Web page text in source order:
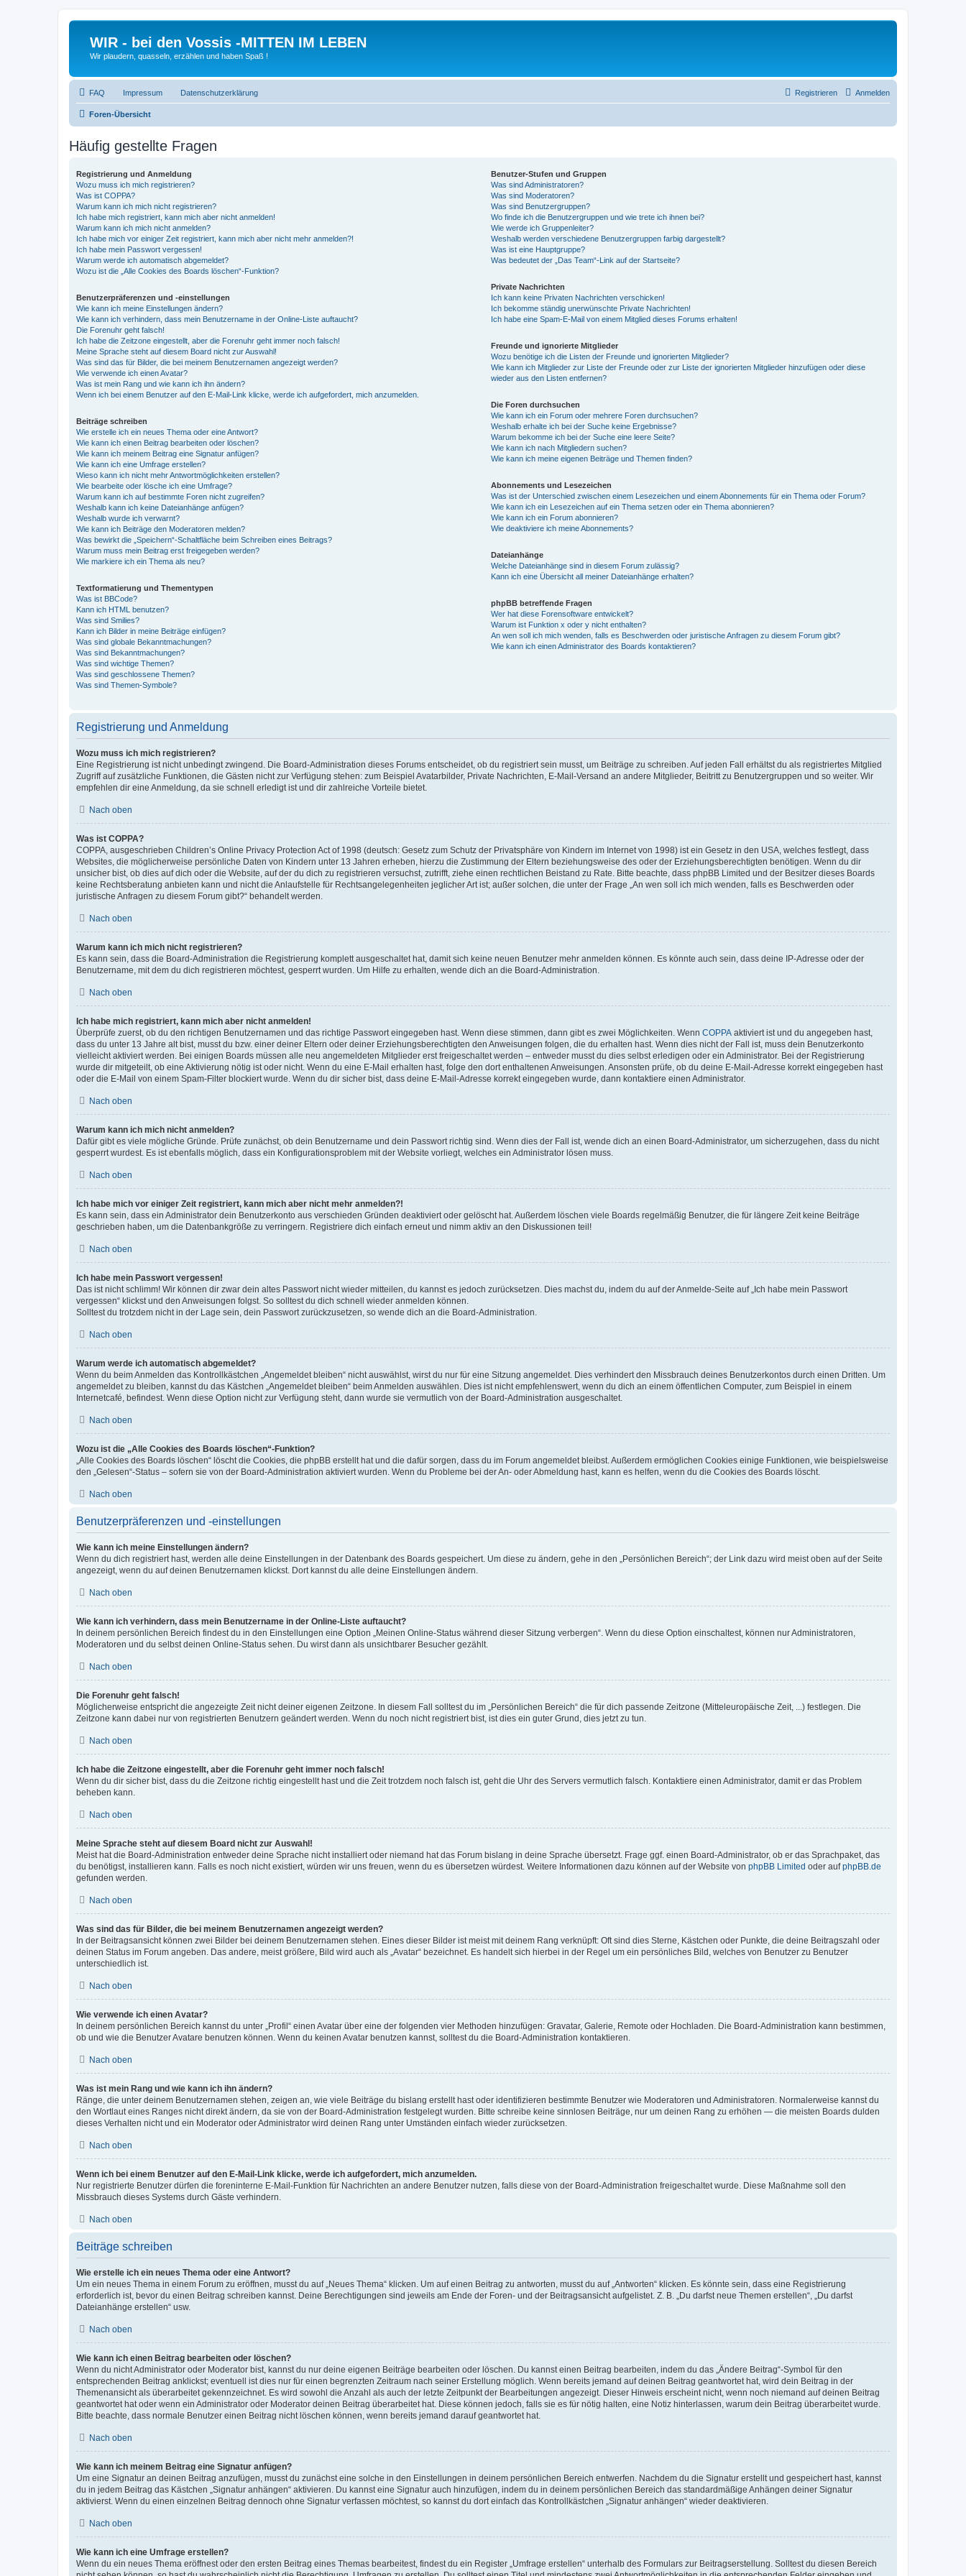
WIR - bei den Vossis -MITTEN IM LEBEN
Wir plaudern, quasseln, erzählen und haben Spaß !
FAQ Impressum Datenschutzerklärung Anmelden
Registrieren
Foren-Übersicht
Häufig gestellte Fragen
Registrierung und Anmeldung
Wozu muss ich mich registrieren?
Was ist COPPA?
Warum kann ich mich nicht registrieren?
Ich habe mich registriert, kann mich aber nicht anmelden!
Warum kann ich mich nicht anmelden?
Ich habe mich vor einiger Zeit registriert, kann mich aber nicht mehr anmelden?!
Ich habe mein Passwort vergessen!
Warum werde ich automatisch abgemeldet?
Wozu ist die „Alle Cookies des Boards löschen“-Funktion?
Benutzerpräferenzen und -einstellungen
Wie kann ich meine Einstellungen ändern?
Wie kann ich verhindern, dass mein Benutzername in der Online-Liste auftaucht?
Die Forenuhr geht falsch!
Ich habe die Zeitzone eingestellt, aber die Forenuhr geht immer noch falsch!
Meine Sprache steht auf diesem Board nicht zur Auswahl!
Was sind das für Bilder, die bei meinem Benutzernamen angezeigt werden?
Wie verwende ich einen Avatar?
Was ist mein Rang und wie kann ich ihn ändern?
Wenn ich bei einem Benutzer auf den E-Mail-Link klicke, werde ich aufgefordert, mich anzumelden.
Beiträge schreiben
Wie erstelle ich ein neues Thema oder eine Antwort?
Wie kann ich einen Beitrag bearbeiten oder löschen?
Wie kann ich meinem Beitrag eine Signatur anfügen?
Wie kann ich eine Umfrage erstellen?
Wieso kann ich nicht mehr Antwortmöglichkeiten erstellen?
Wie bearbeite oder lösche ich eine Umfrage?
Warum kann ich auf bestimmte Foren nicht zugreifen?
Weshalb kann ich keine Dateianhänge anfügen?
Weshalb wurde ich verwarnt?
Wie kann ich Beiträge den Moderatoren melden?
Was bewirkt die „Speichern“-Schaltfläche beim Schreiben eines Beitrags?
Warum muss mein Beitrag erst freigegeben werden?
Wie markiere ich ein Thema als neu?
Textformatierung und Thementypen
Was ist BBCode?
Kann ich HTML benutzen?
Was sind Smilies?
Kann ich Bilder in meine Beiträge einfügen?
Was sind globale Bekanntmachungen?
Was sind Bekanntmachungen?
Was sind wichtige Themen?
Was sind geschlossene Themen?
Was sind Themen-Symbole?
Benutzer-Stufen und Gruppen
Was sind Administratoren?
Was sind Moderatoren?
Was sind Benutzergruppen?
Wo finde ich die Benutzergruppen und wie trete ich ihnen bei?
Wie werde ich Gruppenleiter?
Weshalb werden verschiedene Benutzergruppen farbig dargestellt?
Was ist eine Hauptgruppe?
Was bedeutet der „Das Team“-Link auf der Startseite?
Private Nachrichten
Ich kann keine Privaten Nachrichten verschicken!
Ich bekomme ständig unerwünschte Private Nachrichten!
Ich habe eine Spam-E-Mail von einem Mitglied dieses Forums erhalten!
Freunde und ignorierte Mitglieder
Wozu benötige ich die Listen der Freunde und ignorierten Mitglieder?
Wie kann ich Mitglieder zur Liste der Freunde oder zur Liste der ignorierten Mitglieder hinzufügen oder diese
wieder aus den Listen entfernen?
Die Foren durchsuchen
Wie kann ich ein Forum oder mehrere Foren durchsuchen?
Weshalb erhalte ich bei der Suche keine Ergebnisse?
Warum bekomme ich bei der Suche eine leere Seite?
Wie kann ich nach Mitgliedern suchen?
Wie kann ich meine eigenen Beiträge und Themen finden?
Abonnements und Lesezeichen
Was ist der Unterschied zwischen einem Lesezeichen und einem Abonnements für ein Thema oder Forum?
Wie kann ich ein Lesezeichen auf ein Thema setzen oder ein Thema abonnieren?
Wie kann ich ein Forum abonnieren?
Wie deaktiviere ich meine Abonnements?
Dateianhänge
Welche Dateianhänge sind in diesem Forum zulässig?
Kann ich eine Übersicht all meiner Dateianhänge erhalten?
phpBB betreffende Fragen
Wer hat diese Forensoftware entwickelt?
Warum ist Funktion x oder y nicht enthalten?
An wen soll ich mich wenden, falls es Beschwerden oder juristische Anfragen zu diesem Forum gibt?
Wie kann ich einen Administrator des Boards kontaktieren?
Registrierung und Anmeldung
Wozu muss ich mich registrieren?
Eine Registrierung ist nicht unbedingt zwingend. Die Board-Administration dieses Forums entscheidet, ob du registriert sein musst, um Beiträge zu schreiben. Auf jeden Fall erhältst du als registriertes Mitglied
Zugriff auf zusätzliche Funktionen, die Gästen nicht zur Verfügung stehen: zum Beispiel Avatarbilder, Private Nachrichten, E-Mail-Versand an andere Mitglieder, Beitritt zu Benutzergruppen und so weiter. Wir
empfehlen dir eine Anmeldung, da sie schnell erledigt ist und dir zahlreiche Vorteile bietet.
Nach oben
Was ist COPPA?
COPPA, ausgeschrieben Children’s Online Privacy Protection Act of 1998 (deutsch: Gesetz zum Schutz der Privatsphäre von Kindern im Internet von 1998) ist ein Gesetz in den USA, welches festlegt, dass
Websites, die möglicherweise persönliche Daten von Kindern unter 13 Jahren erheben, hierzu die Zustimmung der Eltern beziehungsweise des oder der Erziehungsberechtigten benötigen. Wenn du dir
unsicher bist, ob dies auf dich oder die Website, auf der du dich zu registrieren versuchst, zutrifft, ziehe einen rechtlichen Beistand zu Rate. Bitte beachte, dass phpBB Limited und der Besitzer dieses Boards
keine Rechtsberatung anbieten kann und nicht die Anlaufstelle für Rechtsangelegenheiten jeglicher Art ist; außer solchen, die unter der Frage „An wen soll ich mich wenden, falls es Beschwerden oder
juristische Anfragen zu diesem Forum gibt?“ behandelt werden.
Nach oben
Warum kann ich mich nicht registrieren?
Es kann sein, dass die Board-Administration die Registrierung komplett ausgeschaltet hat, damit sich keine neuen Benutzer mehr anmelden können. Es könnte auch sein, dass deine IP-Adresse oder der
Benutzername, mit dem du dich registrieren möchtest, gesperrt wurden. Um Hilfe zu erhalten, wende dich an die Board-Administration.
Nach oben
Ich habe mich registriert, kann mich aber nicht anmelden!
Überprüfe zuerst, ob du den richtigen Benutzernamen und das richtige Passwort eingegeben hast. Wenn diese stimmen, dann gibt es zwei Möglichkeiten. Wenn COPPA aktiviert ist und du angegeben hast,
dass du unter 13 Jahre alt bist, musst du bzw. einer deiner Eltern oder deiner Erziehungsberechtigten den Anweisungen folgen, die du erhalten hast. Wenn dies nicht der Fall ist, muss dein Benutzerkonto
vielleicht aktiviert werden. Bei einigen Boards müssen alle neu angemeldeten Mitglieder erst freigeschaltet werden – entweder musst du dies selbst erledigen oder ein Administrator. Bei der Registrierung
wurde dir mitgeteilt, ob eine Aktivierung nötig ist oder nicht. Wenn du eine E-Mail erhalten hast, folge den dort enthaltenen Anweisungen. Ansonsten prüfe, ob du deine E-Mail-Adresse korrekt eingegeben hast
oder die E-Mail von einem Spam-Filter blockiert wurde. Wenn du dir sicher bist, dass deine E-Mail-Adresse korrekt eingegeben wurde, dann kontaktiere einen Administrator.
Nach oben
Warum kann ich mich nicht anmelden?
Dafür gibt es viele mögliche Gründe. Prüfe zunächst, ob dein Benutzername und dein Passwort richtig sind. Wenn dies der Fall ist, wende dich an einen Board-Administrator, um sicherzugehen, dass du nicht
gesperrt wurdest. Es ist ebenfalls möglich, dass ein Konfigurationsproblem mit der Website vorliegt, welches ein Administrator lösen muss.
Nach oben
Ich habe mich vor einiger Zeit registriert, kann mich aber nicht mehr anmelden?!
Es kann sein, dass ein Administrator dein Benutzerkonto aus verschieden Gründen deaktiviert oder gelöscht hat. Außerdem löschen viele Boards regelmäßig Benutzer, die für längere Zeit keine Beiträge
geschrieben haben, um die Datenbankgröße zu verringern. Registriere dich einfach erneut und nimm aktiv an den Diskussionen teil!
Nach oben
Ich habe mein Passwort vergessen!
Das ist nicht schlimm! Wir können dir zwar dein altes Passwort nicht wieder mitteilen, du kannst es jedoch zurücksetzen. Dies machst du, indem du auf der Anmelde-Seite auf „Ich habe mein Passwort
vergessen“ klickst und den Anweisungen folgst. So solltest du dich schnell wieder anmelden können.
Solltest du trotzdem nicht in der Lage sein, dein Passwort zurückzusetzen, so wende dich an die Board-Administration.
Nach oben
Warum werde ich automatisch abgemeldet?
Wenn du beim Anmelden das Kontrollkästchen „Angemeldet bleiben“ nicht auswählst, wirst du nur für eine Sitzung angemeldet. Dies verhindert den Missbrauch deines Benutzerkontos durch einen Dritten. Um
angemeldet zu bleiben, kannst du das Kästchen „Angemeldet bleiben“ beim Anmelden auswählen. Dies ist nicht empfehlenswert, wenn du dich an einem öffentlichen Computer, zum Beispiel in einem
Internetcafé, befindest. Wenn diese Option nicht zur Verfügung steht, dann wurde sie vermutlich von der Board-Administration ausgeschaltet.
Nach oben
Wozu ist die „Alle Cookies des Boards löschen“-Funktion?
„Alle Cookies des Boards löschen“ löscht die Cookies, die phpBB erstellt hat und die dafür sorgen, dass du im Forum angemeldet bleibst. Außerdem ermöglichen Cookies einige Funktionen, wie beispielsweise
den „Gelesen“-Status – sofern sie von der Board-Administration aktiviert wurden. Wenn du Probleme bei der An- oder Abmeldung hast, kann es helfen, wenn du die Cookies des Boards löscht.
Nach oben
Benutzerpräferenzen und -einstellungen
Wie kann ich meine Einstellungen ändern?
Wenn du dich registriert hast, werden alle deine Einstellungen in der Datenbank des Boards gespeichert. Um diese zu ändern, gehe in den „Persönlichen Bereich“; der Link dazu wird meist oben auf der Seite
angezeigt, wenn du auf deinen Benutzernamen klickst. Dort kannst du alle deine Einstellungen ändern.
Nach oben
Wie kann ich verhindern, dass mein Benutzername in der Online-Liste auftaucht?
In deinem persönlichen Bereich findest du in den Einstellungen eine Option „Meinen Online-Status während dieser Sitzung verbergen“. Wenn du diese Option einschaltest, können nur Administratoren,
Moderatoren und du selbst deinen Online-Status sehen. Du wirst dann als unsichtbarer Besucher gezählt.
Nach oben
Die Forenuhr geht falsch!
Möglicherweise entspricht die angezeigte Zeit nicht deiner eigenen Zeitzone. In diesem Fall solltest du im „Persönlichen Bereich“ die für dich passende Zeitzone (Mitteleuropäische Zeit, ...) festlegen. Die
Zeitzone kann dabei nur von registrierten Benutzern geändert werden. Wenn du noch nicht registriert bist, ist dies ein guter Grund, dies jetzt zu tun.
Nach oben
Ich habe die Zeitzone eingestellt, aber die Forenuhr geht immer noch falsch!
Wenn du dir sicher bist, dass du die Zeitzone richtig eingestellt hast und die Zeit trotzdem noch falsch ist, geht die Uhr des Servers vermutlich falsch. Kontaktiere einen Administrator, damit er das Problem
beheben kann.
Nach oben
Meine Sprache steht auf diesem Board nicht zur Auswahl!
Meist hat die Board-Administration entweder deine Sprache nicht installiert oder niemand hat das Forum bislang in deine Sprache übersetzt. Frage ggf. einen Board-Administrator, ob er das Sprachpaket, das
du benötigst, installieren kann. Falls es noch nicht existiert, würden wir uns freuen, wenn du es übersetzen würdest. Weitere Informationen dazu können auf der Website von phpBB Limited oder aufphpBB.de
gefunden werden.
Nach oben
Was sind das für Bilder, die bei meinem Benutzernamen angezeigt werden?
In der Beitragsansicht können zwei Bilder bei deinem Benutzernamen stehen. Eines dieser Bilder ist meist mit deinem Rang verknüpft: Oft sind dies Sterne, Kästchen oder Punkte, die deine Beitragszahl oder
deinen Status im Forum angeben. Das andere, meist größere, Bild wird auch als „Avatar“ bezeichnet. Es handelt sich hierbei in der Regel um ein persönliches Bild, welches von Benutzer zu Benutzer
unterschiedlich ist.
Nach oben
Wie verwende ich einen Avatar?
In deinem persönlichen Bereich kannst du unter „Profil“ einen Avatar über eine der folgenden vier Methoden hinzufügen: Gravatar, Galerie, Remote oder Hochladen. Die Board-Administration kann bestimmen,
ob und wie die Benutzer Avatare benutzen können. Wenn du keinen Avatar benutzen kannst, solltest du die Board-Administration kontaktieren.
Nach oben
Was ist mein Rang und wie kann ich ihn ändern?
Ränge, die unter deinem Benutzernamen stehen, zeigen an, wie viele Beiträge du bislang erstellt hast oder identifizieren bestimmte Benutzer wie Moderatoren und Administratoren. Normalerweise kannst du
den Wortlaut eines Ranges nicht direkt ändern, da sie von der Board-Administration festgelegt wurden. Bitte schreibe keine sinnlosen Beiträge, nur um deinen Rang zu erhöhen — die meisten Boards dulden
dieses Verhalten nicht und ein Moderator oder Administrator wird deinen Rang unter Umständen einfach wieder zurücksetzen.
Nach oben
Wenn ich bei einem Benutzer auf den E-Mail-Link klicke, werde ich aufgefordert, mich anzumelden.
Nur registrierte Benutzer dürfen die foreninterne E-Mail-Funktion für Nachrichten an andere Benutzer nutzen, falls diese von der Board-Administration freigeschaltet wurde. Diese Maßnahme soll den
Missbrauch dieses Systems durch Gäste verhindern.
Nach oben
Beiträge schreiben
Wie erstelle ich ein neues Thema oder eine Antwort?
Um ein neues Thema in einem Forum zu eröffnen, musst du auf „Neues Thema“ klicken. Um auf einen Beitrag zu antworten, musst du auf „Antworten“ klicken. Es könnte sein, dass eine Registrierung
erforderlich ist, bevor du einen Beitrag schreiben kannst. Deine Berechtigungen sind jeweils am Ende der Foren- und der Beitragsansicht aufgelistet. Z. B. „Du darfst neue Themen erstellen“, „Du darfst
Dateianhänge erstellen“ usw.
Nach oben
Wie kann ich einen Beitrag bearbeiten oder löschen?
Wenn du nicht Administrator oder Moderator bist, kannst du nur deine eigenen Beiträge bearbeiten oder löschen. Du kannst einen Beitrag bearbeiten, indem du das „Ändere Beitrag“-Symbol für den
entsprechenden Beitrag anklickst; eventuell ist dies nur für einen begrenzten Zeitraum nach seiner Erstellung möglich. Wenn bereits jemand auf deinen Beitrag geantwortet hat, wird dein Beitrag in der
Themenansicht als überarbeitet gekennzeichnet. Es wird sowohl die Anzahl als auch der letzte Zeitpunkt der Bearbeitungen angezeigt. Dieser Hinweis erscheint nicht, wenn noch niemand auf deinen Beitrag
geantwortet hat oder wenn ein Administrator oder Moderator deinen Beitrag überarbeitet hat. Diese können jedoch, falls sie es für nötig halten, eine Notiz hinterlassen, warum dein Beitrag überarbeitet wurde.
Bitte beachte, dass normale Benutzer einen Beitrag nicht löschen können, wenn bereits jemand darauf geantwortet hat.
Nach oben
Wie kann ich meinem Beitrag eine Signatur anfügen?
Um eine Signatur an deinen Beitrag anzufügen, musst du zunächst eine solche in den Einstellungen in deinem persönlichen Bereich entwerfen. Nachdem du die Signatur erstellt und gespeichert hast, kannst
du in jedem Beitrag das Kästchen „Signatur anhängen“ aktivieren. Du kannst eine Signatur auch hinzufügen, indem du in deinem persönlichen Bereich das standardmäßige Anhängen deiner Signatur
aktivierst. Wenn du einen einzelnen Beitrag dennoch ohne Signatur verfassen möchtest, so kannst du dort einfach das Kontrollkästchen „Signatur anhängen“ wieder deaktivieren.
Nach oben
Wie kann ich eine Umfrage erstellen?
Wenn du ein neues Thema eröffnest oder den ersten Beitrag eines Themas bearbeitest, findest du ein Register „Umfrage erstellen“ unterhalb des Formulars zur Beitragserstellung. Solltest du diesen Bereich